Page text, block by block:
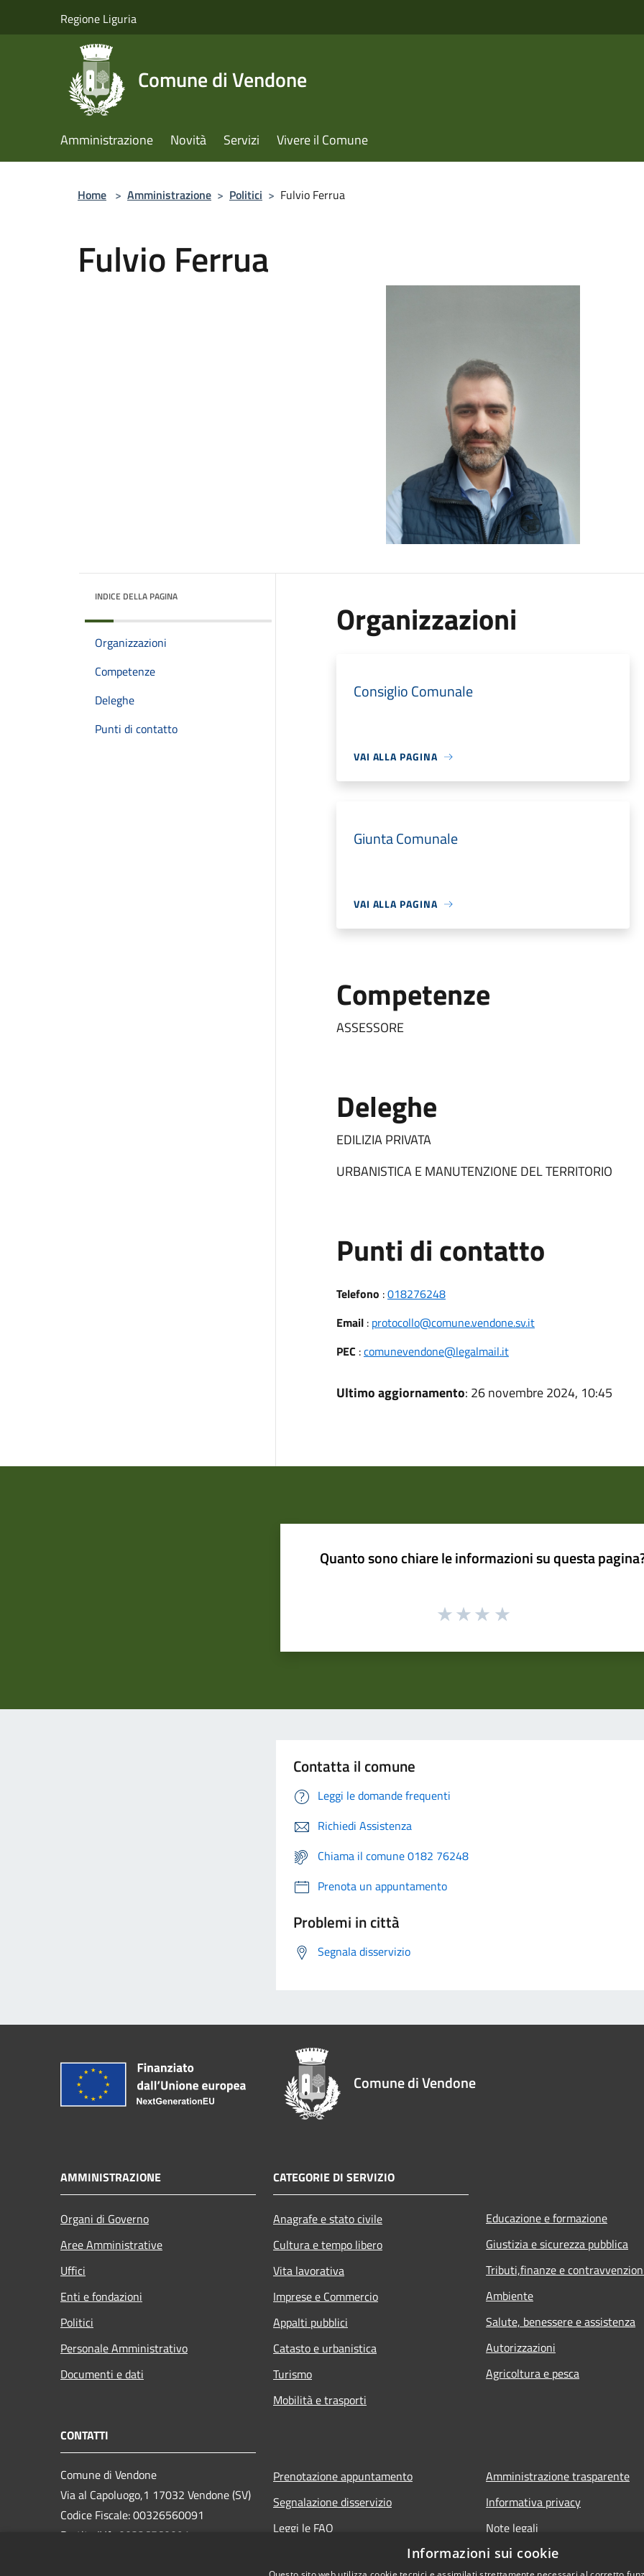
Regione Liguria
Comune di Vendone
Amministrazione Novità Servizi Vivere il Comune
Home > Amministrazione > Politici > Fulvio Ferrua
Fulvio Ferrua
INDICE DELLA PAGINA
Organizzazioni
Competenze
Deleghe
Punti di contatto
Organizzazioni
Consiglio Comunale
VAI ALLA PAGINA
Giunta Comunale
VAI ALLA PAGINA
Competenze
ASSESSORE
Deleghe
EDILIZIA PRIVATA
URBANISTICA E MANUTENZIONE DEL TERRITORIO
Punti di contatto
Telefono :018276248
Email: protocollo@comune.vendone.sv.it
PEC :comunevendone@legalmail.it
Ultimo aggiornamento: 26 novembre 2024, 10:45
Quanto sono chiare le informazioni su questa
Contatta il comune
Leggi le domande frequenti
Richiedi Assistenza
Chiama il comune 0182 76248
Prenota un appuntamento
Problemi in città
Segnala disservizio
Comune di Vendone
AMMINISTRAZIONE
Organi di Governo
Aree Amministrative
Uffici
Enti e fondazioni
Politici
Personale Amministrativo
Documenti e dati
CATEGORIE DI SERVIZIO
Anagrafe e stato civile
Cultura e tempo libero
Vita lavorativa
Imprese e Commercio
Appalti pubblici
Catasto e urbanistica
Turismo
Mobilità e trasporti
Educazione e formazione
Giustizia e sicurezza pubblica
Tributi,finanze e
Ambiente
Salute, benessere e assistenza
Autorizzazioni
Agricoltura e pesca
CONTATTI
Comune di Vendone
Via al Capoluogo,1 17032 Vendone (SV)
Codice Fiscale: 00326560091
Partita IVA: 00326560091
Prenotazione appuntamento
Segnalazione disservizio
Leggi le FAQ
Amministrazione trasparente
Informativa privacy
Note legali
Dichiarazione di accessibilità
Informazioni sui cookie